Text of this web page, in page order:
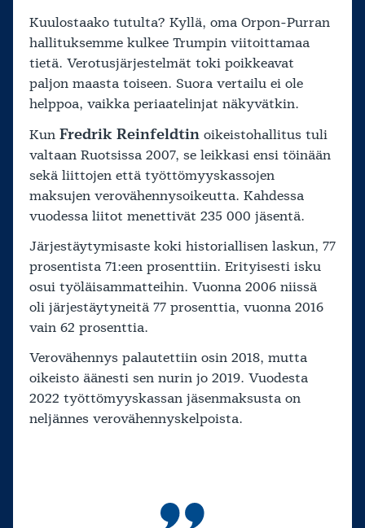
Kuulostaako tutulta? Kyllä, oma Orpon-Purran
hallituksemme kulkee Trumpin viitoittamaa
tietä. Verotusjärjestelmät toki poikkeavat
paljon maasta toiseen. Suora vertailu ei ole
helppoa, vaikka periaatelinjat näkyvätkin.
Kun Fredrik Reinfeldtin oikeistohallitus tuli
valtaan Ruotsissa 2007, se leikkasi ensi töinään
sekä liittojen että työttömyyskassojen
maksujen verovähennysoikeutta. Kahdessa
vuodessa liitot menettivät 235 000 jäsentä.
Järjestäytymisaste koki historiallisen laskun, 77
prosentista 71:een prosenttiin. Erityisesti isku
osui työläisammatteihin. Vuonna 2006 niissä
oli järjestäytyneitä 77 prosenttia, vuonna 2016
vain 62 prosenttia.
Verovähennys palautettiin osin 2018, mutta
oikeisto äänesti sen nurin jo 2019. Vuodesta
2022 työttömyyskassan jäsenmaksusta on
neljännes verovähennyskelpoista.